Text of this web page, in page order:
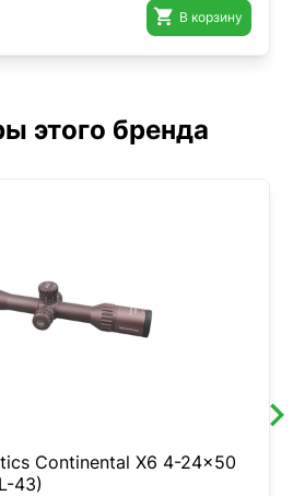
 В корзину
этого бренда
Continental X6 4-24x50
43)